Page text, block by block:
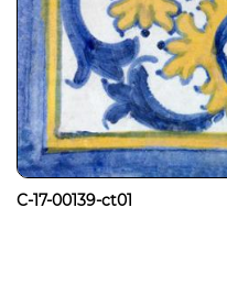
C-17-00139-ct01